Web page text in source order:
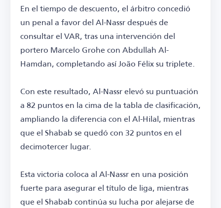
En el tiempo de descuento, el árbitro concedió
un penal a favor del Al-Nassr después de
consultar el VAR, tras una intervención del
portero Marcelo Grohe con Abdullah Al-
Hamdan, completando así João Félix su triplete.
Con este resultado, Al-Nassr elevó su puntuación
a 82 puntos en la cima de la tabla de clasificación,
ampliando la diferencia con el Al-Hilal, mientras
que el Shabab se quedó con 32 puntos en el
decimotercer lugar.
Esta victoria coloca al Al-Nassr en una posición
fuerte para asegurar el título de liga, mientras
que el Shabab continúa su lucha por alejarse de